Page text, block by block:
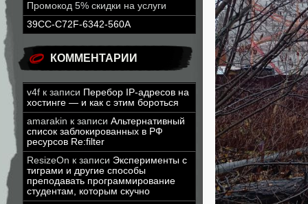
Промокод 5% скидки на услуги
39CC-C72F-6342-560A
КОММЕНТАРИИ
v4f к записи Перебор IP-адресов на
хостинге — и как с этим бороться
amarakin к записи Альтернативный
список заблокированных в РФ
ресурсов Re:filter
ResizeOn к записи Эксперименты с
тиграми и другие способы
преподавать программирование
студентам, которым скучно